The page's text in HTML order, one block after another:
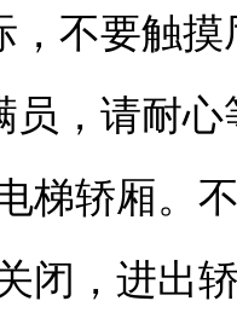
，不要触
员，请耐
梯轿厢。
闭，进出